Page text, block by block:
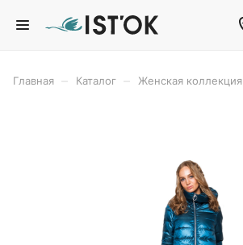
Главная Каталог Женская коллекция